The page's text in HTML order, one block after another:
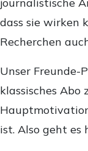
journalistische
dass sie wirken
Recherchen
Unser Freunde-
klassisches Abo
ist. Also geht es